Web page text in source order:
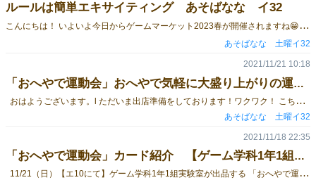
ルールは簡単エキサイティング あそばなな イ32
こ
んにちは！ いよいよ今日からゲームマーケット2023春が開催されますね😁 私たちあそばななは🍌🍌🍌🍌 ファミリー初心者からも遊んでいただける 軽いけどエキサイティングなゲームを作っています🎲 試しに遊ぶこともできます。 土曜日「イ32」にいますのでぜひ気軽に遊びに来てください！ こちらのブログでは今回用意しているゲームを紹介させてください！ ＜お品書き＞ ＜商品紹介＞ まず初めに紹介したいのは最新作のMatch!🥂 共通の経験を探り合い、特別な1人を見つけるマッチングゲームです✨ お題に沿って経験を質問 して、共通点を見つけられた場合ポイント❗️ グループで遊ぶときや、婚活などにも使えるかも！ 次に紹介するのは 究極の早口言葉ゲームカミカミフカヒ🗣 ランダムで出てくる難しい早口言葉を上手に発音してアナウンサーを目指せ❗️ 教官の評価は気まぐれうまくできればレベルアップ声で盛り上がるパーティーゲーム配信にもおすすめ✨ 次は、あそばななで一番話題の子供にもパーティ好きの大人にも大人気「おへやで運動会」です🇪🇸🇩🇪🇯🇵🇨🇷 24種類のミニゲームが集まったお部屋で気軽にできるパーティーゲーム🎉 ミニゲームをプレイし勝った人がカードの裏にあるメダルをゲットできます🏅 メダルが多かった人が優勝というゲームです🏆 最後はあそばななの定番焼き肉よりお寿司が好き？🥩🍣 究極の２択から相手の好みを探り合うゲーム🔎 「焼肉派？寿司派？」「ネコ派？イヌ派」などのお題からプレイヤーの好みを探ります🕵️‍♂️ お題ごとに自然の相手のことが知れる、アイスブレイクにぴったりの軽いゲームです🎉 以上、あそばななのゲーム紹介でした！いかがでしたか？ 土曜日ゲームマーケット「イ32」におりますのでぜひ遊びに来てください！めじるしは🍌🍌🍌です！ Twitterも頑張っているのでよかったらみてください！ twitter:@asobanana7
あそばなな 土曜イ32
「おへやで運動会」おへやで気軽に大盛り上がりの運動会 ゲーム学科一年一組実験室 エ10
おはようございます。l ただいま出店準備をしております！ワクワク！ こちらでは再度 11/21（日）【エ10にて】ゲーム学科1年1組実験室が出品する 「おへやで運動会」というカードゲームを紹介させていただきます。 ▼おへやで運動会とは？ 「おへやで運動会」は気軽に楽しめる室内運動カードゲームです。 ルールは簡単です。カードに簡単な運動などが書かれています。 カードの運動にみんなで挑戦し、勝った人がカードの裏に書いてあるメダルをゲットします。最後にメダルの数が一番多かった人の優勝です。 みんなが自然と一生懸命になれて、笑顔になれる運動会をお部屋でも楽しんでもらいたいという思いでカードを制作しました。 ▼カードの一例 そのほかにも合わせて24種類の楽しいカードが入っています。 ゲームマーケットでは限定50個販売します。遊んでみたい方はぜひ11/21(日)【エ-10】まで！ ▼商品概要 ・本体価格：￥2,200（税込) ・プレイ人数：2～8人 ・プレイ時間：10分~ ・対象年齢：8歳以上 ・ゲームデザイン：Koki ・デザイン/イラスト：Rei ・エディター：Kasane
2021/11/21 10:18
あそばなな 土曜イ32
「おへやで運動会」カード紹介 【ゲーム学科1年1組実験室 日曜- エ10 】
11/21（日）【エ10にて】ゲーム学科1年1組実験室が出品する 「おへやで運動会」というカードゲームを紹介させていただきます。 ▼おへやで運動会とは？ 「おへやで運動会」は気軽に楽しめる室内運動カードゲームです。 ルールは簡単です。カードに簡単な運動などが書かれています。 カードの運動にみんなで挑戦し、勝った人がカードの裏に書いてあるメダルをゲットします。最後にメダルの数が一番多かった人の優勝です。 みんなが自然と一生懸命になれて、笑顔になれる運動会をお部屋でも楽しんでもらいたいという思いでカードを制作しました。 ▼カードの一例 そのほかにも合わせて24種類の楽しいカードが入っています。 ゲームマーケットでは限定50個販売します。遊んでみたい方はぜひ11/21(日)【エ-10】まで！ ▼商品概要 ・本体価格：￥2,200（税込) ・プレイ人数：2～8人 ・プレイ時間：10分~ ・対象年齢：8歳以上 ・ゲームデザイン：Koki ・デザイン/イラスト：Rei ・エディター：Kasane
2021/11/18 22:35